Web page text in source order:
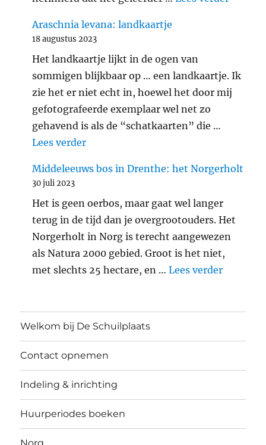
Araschnia levana: landkaartje
18 augustus 2023
Het landkaartje lijkt in de ogen van
sommigen blijkbaar op … een landkaartje. Ik
zie het er niet echt in, hoewel het door mij
gefotografeerde exemplaar wel net zo
gehavend is als de “schatkaarten” die …
Lees verder"Araschnia levana: landkaartje"
Middeleeuws bos in Drenthe: het Norgerholt
30 juli 2023
Het is geen oerbos, maar gaat wel langer
terug in de tijd dan je overgrootouders. Het
Norgerholt in Norg is terecht aangewezen
als Natura 2000 gebied. Groot is het niet,
met slechts 25 hectare, en …Lees verder
Welkom bij De Schuilplaats
Contact opnemen
Indeling & inrichting
Huurperiodes boeken